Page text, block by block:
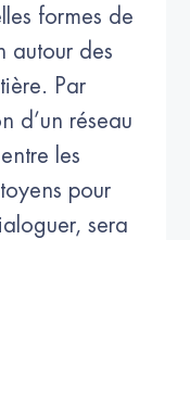
formes de
autour des
Par
d’un réseau
les
pour
sera